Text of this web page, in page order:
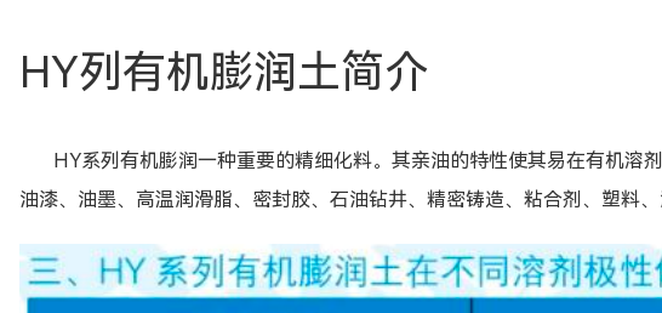
HY列有机膨润土简介
HY系列有机膨润一种重要的精细化料。其亲油的特性使其易在有机溶
油漆、油墨、高温润滑脂、密封胶、石油钻井、精密铸造、粘合剂、塑料